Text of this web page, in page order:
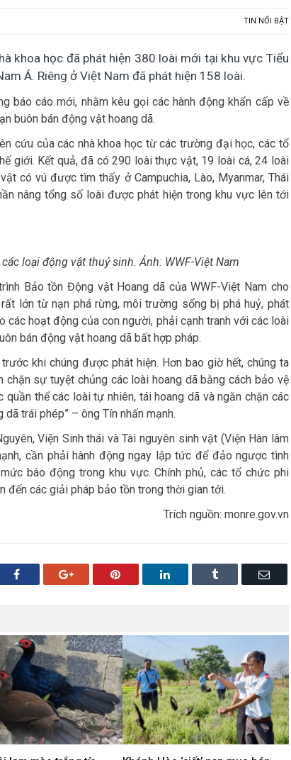
TIN NỔI BẬT
khoa học đã phát hiện 380 loài mới tại khu vực Tiểu
Á. Riêng ở Việt Nam đã phát hiện 158 loài.
báo cáo mới, nhằm kêu gọi các hành động khẩn cấp về
buôn bán động vật hoang dã.
cứu của các nhà khoa học từ các trường đại học, các tổ
giới. Kết quả, đã có 290 loài thực vật, 19 loài cá, 24 loài
có vú được tìm thấy ở Campuchia, Lào, Myanmar, Thái
nâng tổng số loài được phát hiện trong khu vực lên tới
loại động vật thuỷ sinh. Ảnh: WWF-Việt Nam
Bảo tồn Động vật Hoang dã của WWF-Việt Nam cho
lớn từ nạn phá rừng, môi trường sống bị phá huỷ, phát
các hoạt động của con người, phải cạnh tranh với các loài
bán động vật hoang dã bất hợp pháp.
khi chúng được phát hiện. Hơn bao giờ hết, chúng ta
sự tuyệt chủng các loài hoang dã bằng cách bảo vệ
thể các loài tự nhiên, tái hoang dã và ngăn chặn các
trái phép” – ông Tín nhấn mạnh.
Viện Sinh thái và Tài nguyên sinh vật (Viện Hàn lâm
cần phải hành động ngay lập tức để đảo ngược tình
báo động trong khu vực. Chính phủ, các tổ chức phi
đến các giải pháp bảo tồn trong thời gian tới.
Trích nguồn: monre.gov.vn
Facebook Google+ Pinterest LinkedIn Tumblr Email